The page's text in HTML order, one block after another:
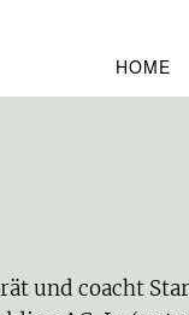
HOME
und coacht